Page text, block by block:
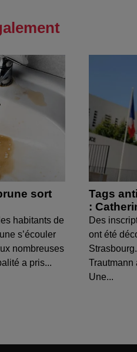
sort
habitants de
s’écouler
nombreuses
a pris...
Tags
:
Des
ont été
Trautmann
Une...